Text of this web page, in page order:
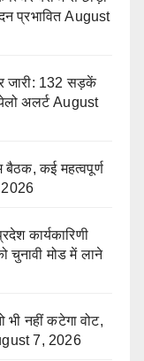
प्रभावित August
जारी: 132 सड़कें
अलर्ट August
कई महत्वपूर्ण
कार्यकारिणी
चुनावी मोड में लाने
नहीं कटेगा वोट,
7, 2026